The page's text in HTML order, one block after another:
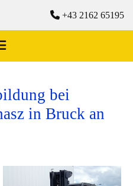
 +43 2162 65195
bei
in Bruck an